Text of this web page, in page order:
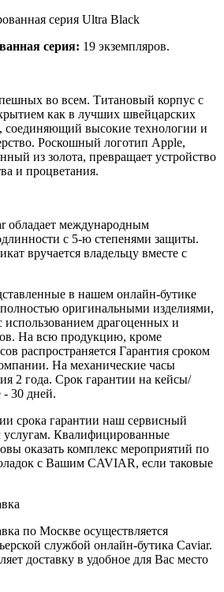
серия: 19 экземпляров.
во всем. Титановый корпус с
как в лучших швейцарских
соединяющий высокие технологии и
Роскошный логотип Apple,
из золота, превращает устройство
и процветания.
обладает международным
с 5-ю степенями защиты.
вручается владельцу вместе с
в нашем онлайн-бутике
оригинальными изделиями,
драгоценных и
На всю продукцию, кроме
распространяется Гарантия сроком
На механические часы
2 года. Срок гарантии на кейсы/
- 30 дней.
срока гарантии наш сервисный
Квалифицированные
оказать комплекс мероприятий по
с Вашим CAVIAR, если таковые
по Москве осуществляется
службой онлайн-бутика Caviar.
доставку в удобное для Вас место